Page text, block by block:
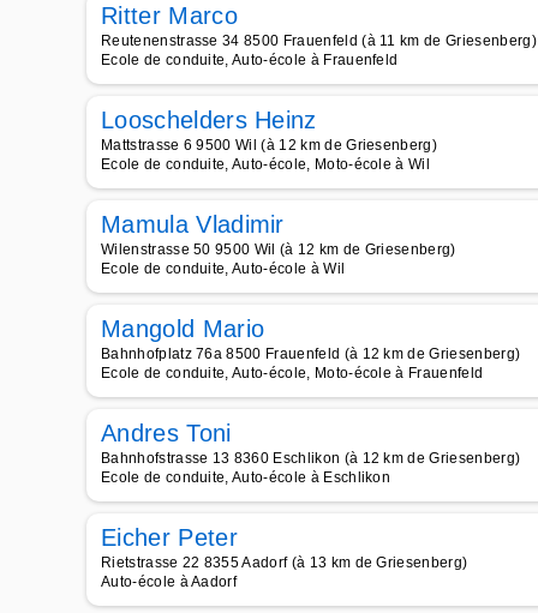
Ritter Marco
Reutenenstrasse 34 8500 Frauenfeld (à 11 km de Griesenberg)
Ecole de conduite, Auto-école à Frauenfeld
Looschelders Heinz
Mattstrasse 6 9500 Wil (à 12 km de Griesenberg)
Ecole de conduite, Auto-école, Moto-école à Wil
Mamula Vladimir
Wilenstrasse 50 9500 Wil (à 12 km de Griesenberg)
Ecole de conduite, Auto-école à Wil
Mangold Mario
Bahnhofplatz 76a 8500 Frauenfeld (à 12 km de Griesenberg)
Ecole de conduite, Auto-école, Moto-école à Frauenfeld
Andres Toni
Bahnhofstrasse 13 8360 Eschlikon (à 12 km de Griesenberg)
Ecole de conduite, Auto-école à Eschlikon
Eicher Peter
Rietstrasse 22 8355 Aadorf (à 13 km de Griesenberg)
Auto-école à Aadorf